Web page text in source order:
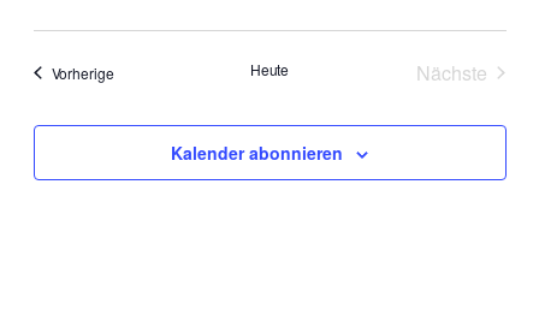
VorherigeVeranstaltungen Heute
Nächste
Kalender abonnieren